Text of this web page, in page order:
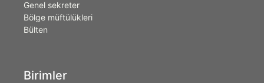
Genel sekreter
Bölge müftülükleri
Bülten
Birimler